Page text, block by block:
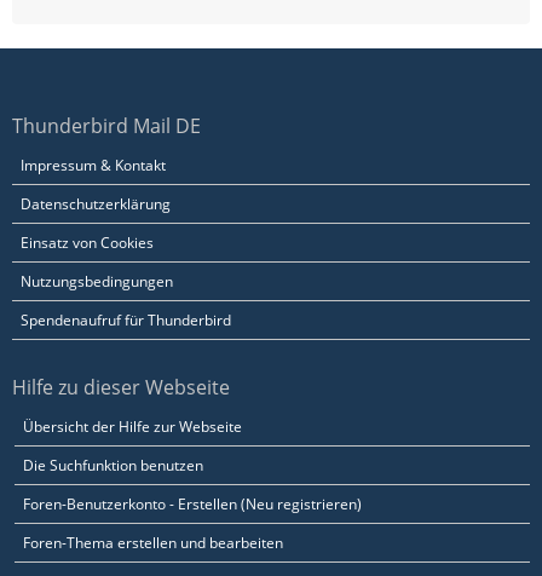
Thunderbird Mail DE
Impressum & Kontakt
Datenschutzerklärung
Einsatz von Cookies
Nutzungsbedingungen
Spendenaufruf für Thunderbird
Hilfe zu dieser Webseite
Übersicht der Hilfe zur Webseite
Die Suchfunktion benutzen
Foren-Benutzerkonto - Erstellen (Neu registrieren)
Foren-Thema erstellen und bearbeiten